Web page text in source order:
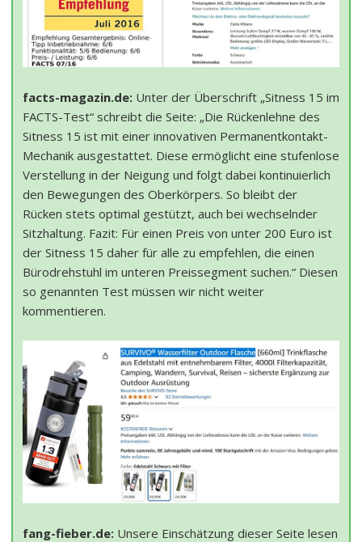
facts-magazin.de: Unter der Überschrift „Sitness 15 im
FACTS-Test“ schreibt die Seite: „Die Rückenlehne des
Sitness 15 ist mit einer innovativen Permanentkontakt-
Mechanik ausgestattet. Diese ermöglicht eine stufenlose
Verstellung in der Neigung und folgt dabei kontinuierlich
den Bewegungen des Oberkörpers. So bleibt der
Rücken stets optimal gestützt, auch bei wechselnder
Sitzhaltung. Fazit: Für einen Preis von unter 200 Euro ist
der Sitness 15 daher für alle zu empfehlen, die einen
Bürodrehstuhl im unteren Preissegment suchen.“ Diesen
so genannten Test müssen wir nicht weiter
kommentieren.
fang-fieber.de: Unsere Einschätzung dieser Seite lesen